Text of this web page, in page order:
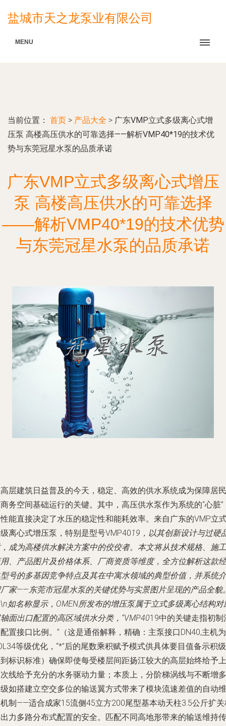
盐城市天之龙泵业有限公司
MENU
当前位置： 首页 > 产品大全 > 广东VMP立式多级离心式增
压泵 高楼高压供水的可靠选择——解析VMP40*19的技术优
势与东莞冠星水泵的品质承诺
广东VMP立式多级离心式增压
泵 高楼高压供水的可靠选择
——解析VMP40*19的技术优势
与东莞冠星水泵的品质承诺
层建筑日益普及的今天，稳定、高效的供水系统成为保障居民
务空间基础运行的关键。其中，高压供水泵作为系统的“心脏”
能直接决定了水压的稳定性和能耗效率。来自广东的VMP立
离心式增压泵，特别是型号VMP4019，以其创新设计与过硬
成为高楼供水解决方案中的佼佼者。本文将从技术规格、施工
、产品图片及价格体系、厂商资质等维度，全方位解析这款经
号的多基因竞争特点及其在中寓水领域的典型价值，并系统介
家——东莞市冠星水泵的关键优势与实景图片呈现的产品全貌
如名称显示，OMEN所发布的增压泵属于立式多级离心结构对
面出口配置的高区域供水分类，“VMP4019中的关键走指初制
置接口比例。”（这是通俗解释，精确：主泵接口DN40,主机为
等级优化，“*”后的尾数乘积赋予模式供具体要目值备示积级
标识标准）确保即使每受楼层间距扬江较大的高层始终给予上
线给予充分的水务驱动力量；本质上，分阶梯涡线与不断增多
如搭建立空交多位的输送翼方式带来了模块流速差值的自动维
制——适合成家15流侧45立方200尾型基本动天柱3.5公斤扩
力多路分布式配置的安全。匹配不同高地形带来的输送维持传